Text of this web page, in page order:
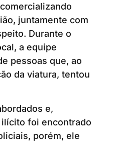
juntamente com
Durante o
a equipe
pessoas que, ao
da viatura, tentou
e,
foi encontrado
porém, ele